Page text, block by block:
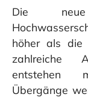
Die
höher als die
zahlreiche
entstehen
Übergänge